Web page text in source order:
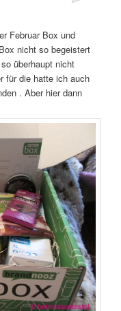
Februar Box und
nicht so begeistert
überhaupt nicht
für die hatte ich auch
. Aber hier dann